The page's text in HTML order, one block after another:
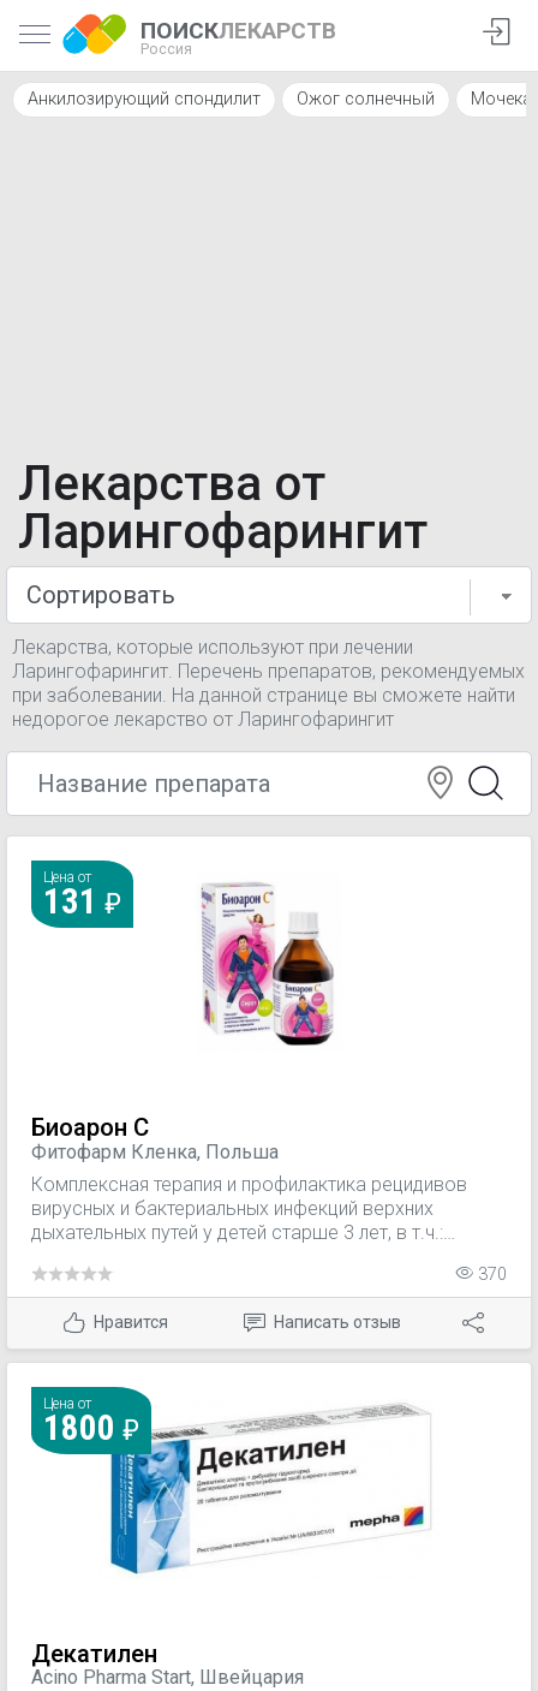
ПОИСКЛЕКАРСТВ
Россия
Анкилозирующий спондилит Ожог солнечный
Лекарства от
Ларингофарингит
Лекарства, которые используют при лечении
Ларингофарингит. Перечень препаратов, рекомендуемых
при заболевании. На данной странице вы сможете найти
недорогое лекарство от Ларингофарингит
Цена от
131
Биоарон C
Фитофарм Кленка, Польша
Комплексная терапия и профилактика рецидивов
вирусных и бактериальных инфекций верхних
дыхательных путей у детей старше 3 лет, в т.ч.:
синусит; ангина.
370
Нравится Написать отзыв
Цена от
1800
Декатилен
Acino Pharma Start, Швейцария